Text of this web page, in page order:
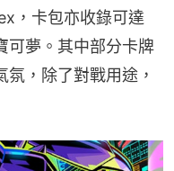
，卡包亦收錄可達
可夢。其中部分卡牌
，除了對戰用途，